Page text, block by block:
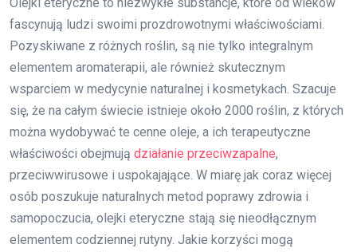
fascynują ludzi swoimi prozdrowotnymi właściwościami.
Pozyskiwane z różnych roślin, są nie tylko integralnym
elementem aromaterapii, ale również skutecznym
wsparciem w medycynie naturalnej i kosmetykach. Szacuje
się, że na całym świecie istnieje około 2000 roślin, z których
można wydobywać te cenne oleje, a ich terapeutyczne
właściwości obejmują działanie przeciwzapalne,
przeciwwirusowe i uspokajające. W miarę jak coraz więcej
osób poszukuje naturalnych metod poprawy zdrowia i
samopoczucia, olejki eteryczne stają się nieodłącznym
elementem codziennej rutyny. Jakie korzyści mogą